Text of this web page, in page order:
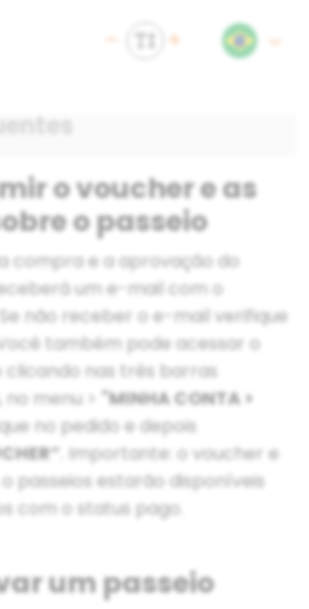
o voucher e as
o passeio
compra e a aprovação do
um e-mail com o
não receber o e-mail verifique
também pode acessar o
clicando nas três barras
menu > "MINHA CONTA >
no pedido e depois
. Importante: o voucher e
passeios estarão disponíveis
com o status pago.
um passeio